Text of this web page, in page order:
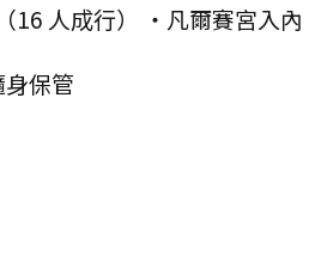
・凡爾賽宮入內 ・
保管